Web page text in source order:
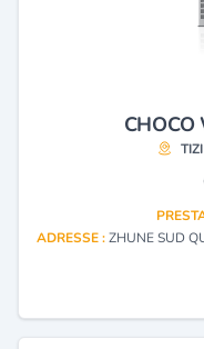
CHOCO
ADRESSE :ZHUNE SUD